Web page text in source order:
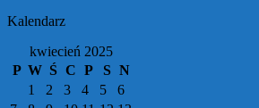
Kalendarz
kwiecień 2025
P W Ś C P S N
1
2 3 4 5
6